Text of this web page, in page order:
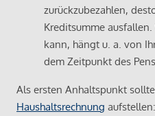
zurückzubezahlen,
Kreditsumme
kann, hängt u. a. von
dem Zeitpunkt des
Als ersten Anhaltspunkt
Haushaltsrechnung